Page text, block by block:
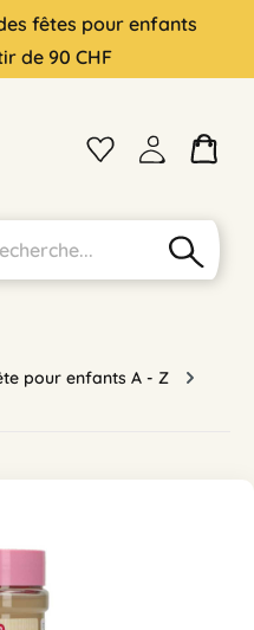
fêtes pour enfants
de 90 CHF
pour enfants A - Z